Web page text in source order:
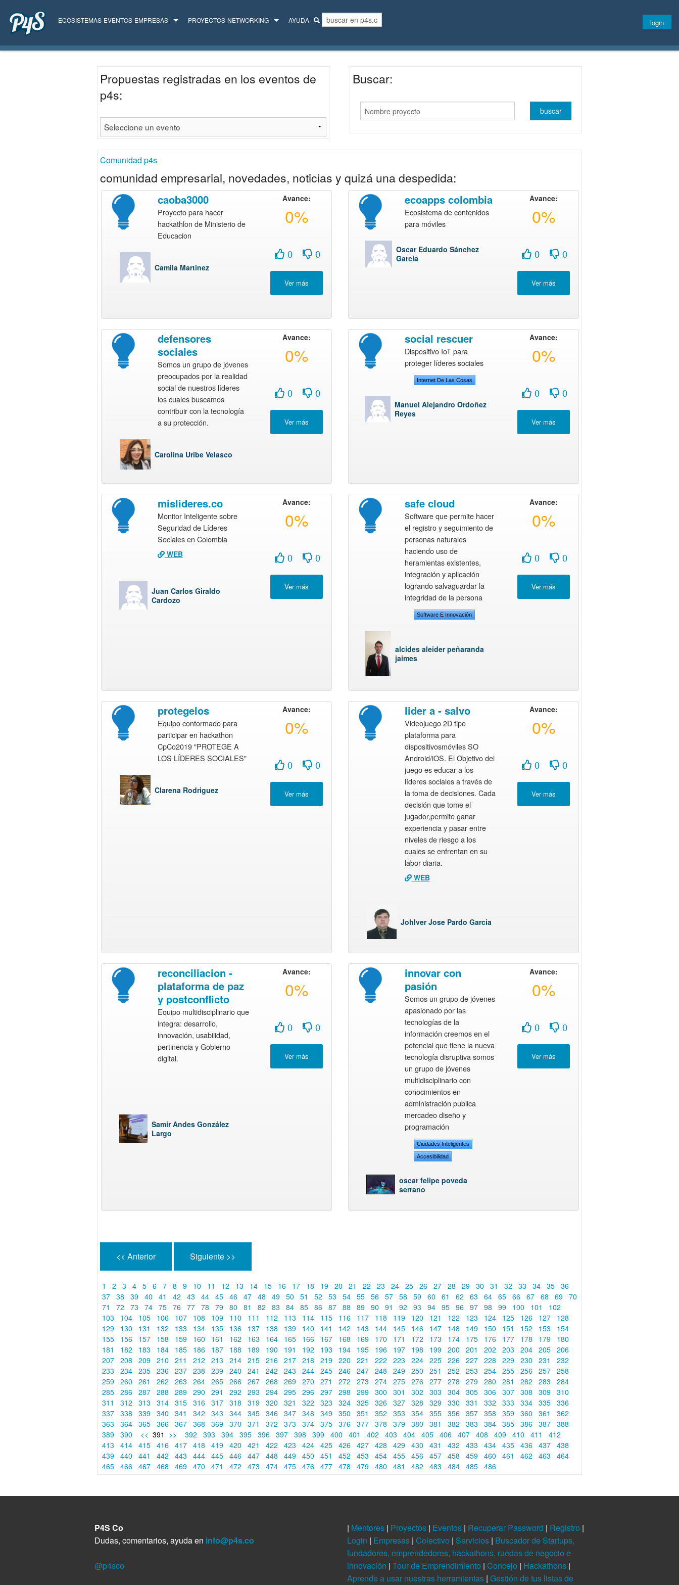
ECOSISTEMAS EVENTOS EMPRESAS PROYECTOS NETWORKING AYUDA login
Propuestas registradas en los eventos de
p4s:
Buscar:
Comunidad p4s
comunidad empresarial, novedades, noticias y quizá una despedida:
caoba3000
Proyecto para hacer
hackathlon de Ministerio de
Educacion
Camila Martinez
Avance:
0%
0 0
ecoapps colombia
Ecosistema de contenidos
para móviles
Oscar Eduardo Sánchez
García
Avance:
0%
0 0
defensores
sociales
Somos un grupo de jóvenes
preocupados por la realidad
social de nuestros líderes
los cuales buscamos
contribuir con la tecnología
a su protección.
Carolina Uribe Velasco
Avance:
0%
0 0
social rescuer
Dispositivo IoT para
proteger líderes sociales
Internet De Las Cosas
Manuel Alejandro Ordoñez
Reyes
Avance:
0%
0 0
mislideres.co
Monitor Inteligente sobre
Seguridad de Líderes
Sociales en Colombia
WEB
Juan Carlos Giraldo
Cardozo
Avance:
0%
0 0
safe cloud
Software que permite hacer
el registro y seguimiento de
personas naturales
haciendo uso de
heramientas existentes,
integración y aplicación
logrando salvaguardar la
integridad de la persona
Software E Innovación
alcides aleider peñaranda
jaimes
Avance:
0%
0 0
protegelos
Equipo conformado para
participar en hackathon
CpCo2019 "PROTEGE A
LOS LÍDERES SOCIALES"
Clarena Rodriguez
Avance:
0%
0 0
lider a - salvo
Videojuego 2D tipo
plataforma para
dispositivosmóviles SO
Android/iOS. El Objetivo del
juego es educar a los
líderes sociales a través de
la toma de decisiones. Cada
decisión que tome el
jugador,permite ganar
experiencia y pasar entre
niveles de riesgo a los
cuales se enfrentan en su
labor diaria.
WEB
Johlver Jose Pardo Garcia
Avance:
0%
0 0
reconciliacion -
plataforma de paz
y postconflicto
Equipo multidisciplinario que
integra: desarrollo,
innovación, usabilidad,
pertinencia y Gobierno
digital.
Samir Andes González
Largo
Avance:
0%
0 0
innovar con
pasión
Somos un grupo de jóvenes
apasionado por las
tecnologías de la
información creemos en el
potencial que tiene la nueva
tecnología disruptiva somos
un grupo de jóvenes
multidisciplinario con
conocimientos en
administración publica
mercadeo diseño y
programación
Ciudades Inteligentes
Accesibilidad
oscar felipe poveda
serrano
Avance:
0%
0 0
<< Anterior Siguiente >>
1 2 3 4 5 6 7 8 9 10 11 12 13 14 15 16 17 18 19 20 21 22 23 24 25 26 27 28 29 30 31 32 33 34 35 36
37 38 39 40 41 42 43 44 45 46 47 48 49 50 51 52 53 54 55 56 57 58 59 60 61 62 63 64 65 66 67 68 69 70
71
72 73 74 75 76 77 78 79 80 81 82 83 84 85 86 87 88 89 90 91 92 93 94 95 96 97 98 99 100 101
102
103
104 105 106 107 108 109 110 111 112 113 114 115 116 117 118 119 120 121 122 123 124 125 126 127
128
129
130 131 132 133 134 135 136 137 138 139 140 141 142 143 144 145 146 147 148 149 150 151 152 153
154
155
156 157 158 159 160 161 162 163 164 165 166 167 168 169 170 171 172 173 174 175 176 177 178 179
180
181
182 183 184 185 186 187 188 189 190 191 192 193 194 195 196 197 198 199 200 201 202 203 204 205 206
207 208 209 210 211 212 213 214 215 216 217 218 219 220 221 222 223 224 225 226 227 228 229 230 231
232
233
234 235 236 237 238 239 240 241 242 243 244 245 246 247 248 249 250 251 252 253 254 255 256 257 258
259 260 261 262 263 264 265 266 267 268 269 270 271 272 273 274 275 276 277 278 279 280 281 282 283
284
285 286 287 288 289 290 291 292 293 294 295 296 297 298 299 300 301 302 303 304 305 306 307 308 309 310
311
312 313 314 315 316 317 318 319 320 321 322 323 324 325 326 327 328 329 330 331 332 333 334 335 336
337 338 339 340 341 342 343 344 345 346 347 348 349 350 351 352 353 354 355 356 357 358 359 360 361
362
363
364 365 366 367 368 369 370 371 372 373 374 375 376 377 378 379 380 381 382 383 384 385 386 387 388
389 390 << 391 >> 392 393 394 395 396 397 398 399 400 401 402 403 404 405 406 407 408 409 410 411
412
413
414 415 416 417 418 419 420 421 422 423 424 425 426 427 428 429 430 431 432 433 434 435 436 437 438
439 440 441 442 443 444 445 446 447 448 449 450 451 452 453 454 455 456 457 458 459 460 461 462 463
464
465 466 467 468 469 470 471 472 473 474 475 476 477 478 479 480 481 482 483 484 485 486
P4S Co
Dudas, comentarios, ayuda en info@p4s.co
@p4sco
| Mentores | Proyectos | Eventos | Recuperar Password | Registro |
Login | Empresas | Colectivo | Servicios | Buscador de Startups,
fundadores, emprendedores, hackathons, ruedas de negocio e
innovación | Tour de Emprendimiento | Concejo | Hackathons |
Aprende a usar nuestras herramientas | Gestión de tus listas de